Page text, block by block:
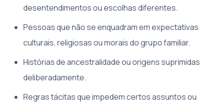
desentendimentos ou escolhas diferentes.
Pessoas que não se enquadram em expectativas
culturais, religiosas ou morais do grupo familiar.
Histórias de ancestralidade ou origens suprimidas
deliberadamente.
Regras tácitas que impedem certos assuntos ou